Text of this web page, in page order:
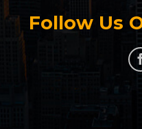
Follow Us